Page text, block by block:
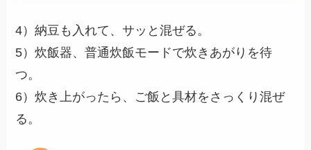
4）納豆も入れて、サッと混ぜる。
5）炊飯器、普通炊飯モードで炊きあがりを待
つ。
6）炊き上がったら、ご飯と具材をさっくり混ぜ
る。